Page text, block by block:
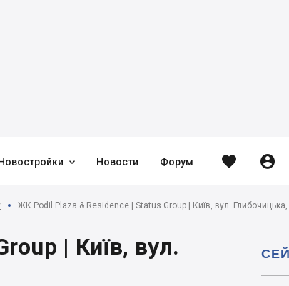
Новостройки  Новости Форум  
ЖК Podil Plaza & Residence | Status Group | Київ, вул. Глибочицька,
| Київ, вул.